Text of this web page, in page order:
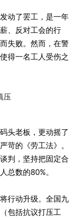
动了罢工，是一年
、反对工会的行
失败。然而，在警
得一名工人受伤之
头老板，更动摇了
苛的《劳工法》。
判，坚持把固定合
总数的80%。
行动升级。全国九
包括抗议打压工